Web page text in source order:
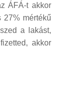
ÁFÁ-t akkor
mértékű
a lakást,
akkor